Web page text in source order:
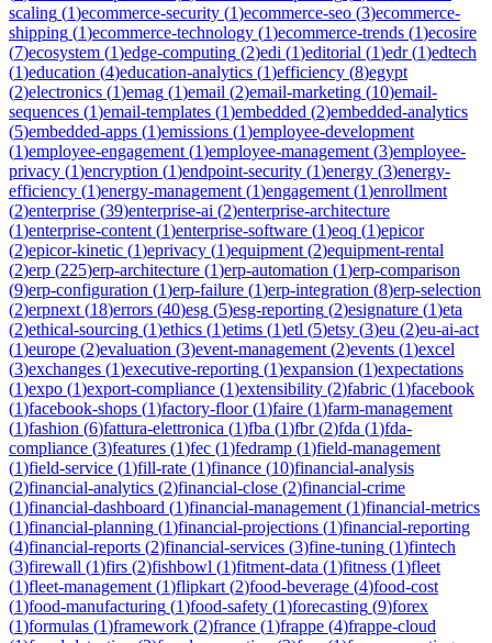
scaling (1)ecommerce-security (1)ecommerce-seo (3)ecommerce-
shipping (1)ecommerce-technology (1)ecommerce-trends (1)ecosire
(7)ecosystem (1)edge-computing (2)edi (1)editorial (1)edr(1)edtech
(1)education (4)education-analytics (1)efficiency (8)egypt
(2)electronics (1)emag (1)email (2)email-marketing (10)email-
sequences (1)email-templates (1)embedded (2)embedded-analytics
(5)embedded-apps (1)emissions (1)employee-development
(1)employee-engagement (1)employee-management (3)employee-
privacy (1)encryption (1)endpoint-security (1)energy (3)energy-
efficiency (1)energy-management (1)engagement (1)enrollment
(2)enterprise (39)enterprise-ai (2)enterprise-architecture
(1)enterprise-content (1)enterprise-software (1)eoq (1)epicor
(2)epicor-kinetic (1)eprivacy (1)equipment (2)equipment-rental
(2)erp (225)erp-architecture (1)erp-automation (1)erp-comparison
(9)erp-configuration (1)erp-failure (1)erp-integration (8)erp-selection
(2)erpnext (18)errors (40)esg (5)esg-reporting (2)esignature (1)eta
(2)ethical-sourcing (1)ethics (1)etims (1)etl (5)etsy (3)eu (2)eu-ai-act
(1)europe (2)evaluation (3)event-management (2)events (1)excel
(3)exchanges (1)executive-reporting (1)expansion (1)expectations
(1)expo (1)export-compliance (1)extensibility (2)fabric (1)facebook
(1)facebook-shops (1)factory-floor(1)faire (1)farm-management
(1)fashion (6)fattura-elettronica (1)fba (1)fbr(2)fda (1)fda-
compliance (3)features (1)fec (1)fedramp (1)field-management
(1)field-service (1)fill-rate (1)finance (10)financial-analysis
(2)financial-analytics (2)financial-close (2)financial-crime
(1)financial-dashboard (1)financial-management (1)financial-metrics
(1)financial-planning (1)financial-projections (1)financial-reporting
(4)financial-reports (2)financial-services (3)fine-tuning (1)fintech
(3)firewall (1)firs (2)fishbowl (1)fitment-data (1)fitness (1)fleet
(1)fleet-management (1)flipkart (2)food-beverage (4)food-cost
(1)food-manufacturing (1)food-safety (1)forecasting (9)forex
(1)formulas (1)framework (2)france (1)frappe (4)frappe-cloud